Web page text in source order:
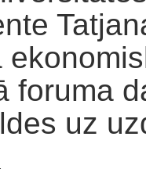
foruma
uz